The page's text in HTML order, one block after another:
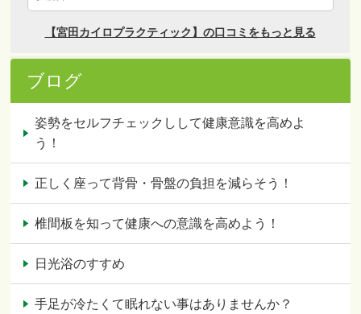
ブログ
姿勢をセルフチェックしして健康意識を高めよ
う！
正しく座って背骨・骨盤の負担を減らそう！
椎間板を知って健康への意識を高めよう！
日光浴のすすめ
手足が冷たくて眠れない事はありませんか？